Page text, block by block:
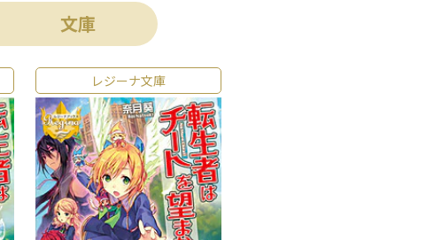
文庫
レジーナ文庫